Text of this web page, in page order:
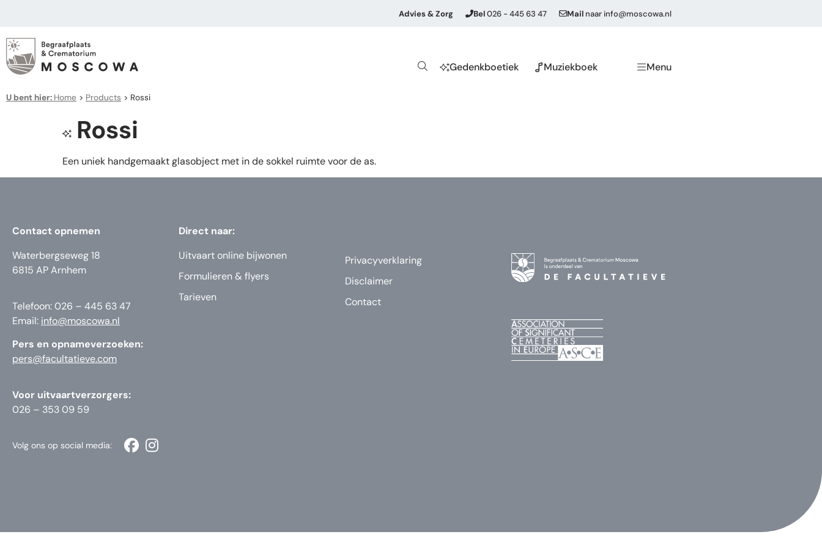
Advies & Zorg Bel026 - 445 63 47 Mail naarinfo@moscowa.nl
Gedenkboetiek Muziekboek Menu
U bent hier: Home > Products > Rossi
Rossi
Een uniek handgemaakt glasobject met in de sokkel ruimte voor de as.
Contact opnemen
Waterbergseweg 18
6815 AP Arnhem
Telefoon: 026 – 445 63 47
Email: info@moscowa.nl
Pers en opnameverzoeken:
pers@facultatieve.com
Voor uitvaartverzorgers:
026 – 353 09 59
Direct naar:
Uitvaart online bijwonen
Formulieren & flyers
Tarieven
Privacyverklaring
Disclaimer
Contact
Volg ons op social media: